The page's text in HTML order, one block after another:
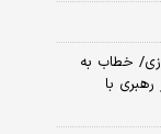
خطاب به
با